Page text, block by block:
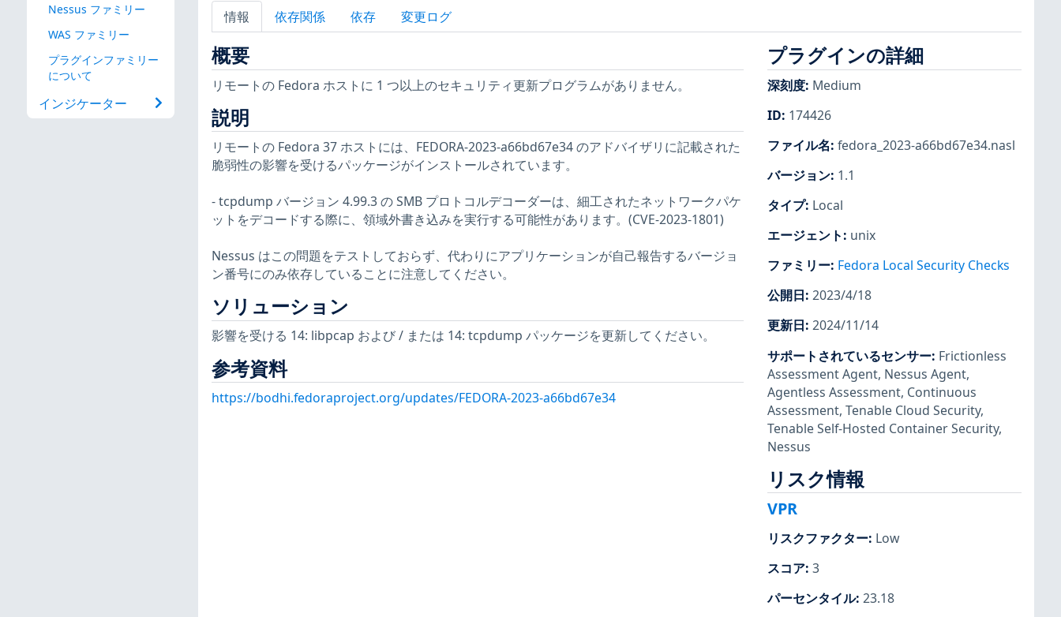
Nessus ファミリー
WAS ファミリー
プラグインファミリー
について
インジケーター
情報 依存関係 依存 変更ログ
概要
リモートの Fedora ホストに 1 つ以上のセキュリティ更新プログラムがありません。
説明
リモートの Fedora 37 ホストには、FEDORA-2023-a66bd67e34 のアドバイザリに記載された
脆弱性の影響を受けるパッケージがインストールされています。
- tcpdump バージョン 4.99.3 の SMB プロトコルデコーダーは、細工されたネットワークパケ
ットをデコードする際に、領域外書き込みを実行する可能性があります。(CVE-2023-1801)
Nessus はこの問題をテストしておらず、代わりにアプリケーションが自己報告するバージョ
ン番号にのみ依存していることに注意してください。
ソリューション
影響を受ける 14: libpcap および / または 14: tcpdump パッケージを更新してください。
参考資料
https://bodhi.fedoraproject.org/updates/FEDORA-2023-a66bd67e34
プラグインの詳細
深刻度: Medium
ID: 174426
ファイル名: fedora_2023-a66bd67e34.nasl
バージョン: 1.1
タイプ: Local
エージェント: unix
ファミリー: Fedora Local Security Checks
公開日: 2023/4/18
更新日: 2024/11/14
サポートされているセンサー: Frictionless
Assessment Agent, Nessus Agent,
Agentless Assessment, Continuous
Assessment, Tenable Cloud Security,
Tenable Self-Hosted Container Security,
Nessus
リスク情報
VPR
リスクファクター: Low
スコア: 3
パーセンタイル: 23.18